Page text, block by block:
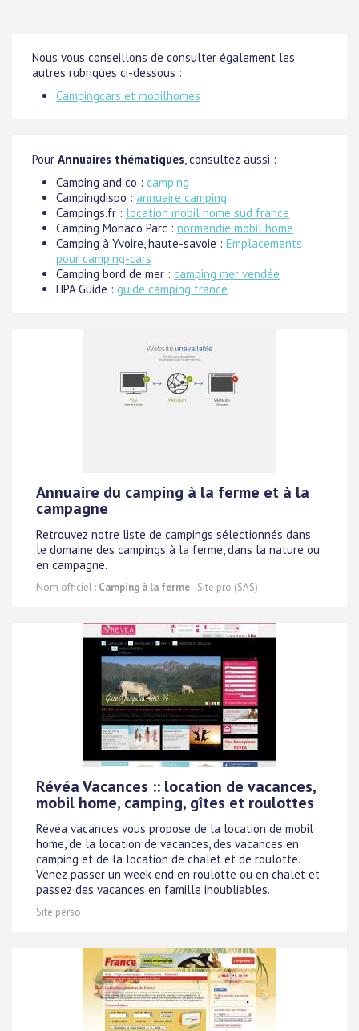
Nous vous conseillons de consulter également les
autres rubriques ci-dessous :
Campingcars et mobilhomes
Pour Annuaires thématiques, consultez aussi :
Camping and co : camping
Campingdispo : annuaire camping
Campings.fr : location mobil home sud france
Camping Monaco Parc : normandie mobil home
Camping à Yvoire, haute-savoie : Emplacements
pour camping-cars
Camping bord de mer : camping mer vendée
HPA Guide : guide camping france
Annuaire du camping à la ferme et à la
campagne
Retrouvez notre liste de campings sélectionnés dans
le domaine des campings à la ferme, dans la nature ou
en campagne.
Nom officiel : Camping à la ferme- Site pro (SAS)
Révéa Vacances :: location de vacances,
mobil home, camping, gîtes et roulottes
Révéa vacances vous propose de la location de mobil
home, de la location de vacances, des vacances en
camping et de la location de chalet et de roulotte.
Venez passer un week end en roulotte ou en chalet et
passez des vacances en famille inoubliables.
Site perso